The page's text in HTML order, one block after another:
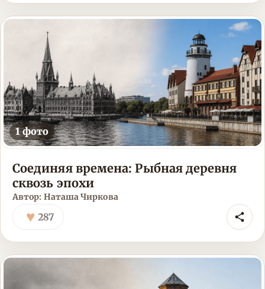
1 фото
Соединяя времена: Рыбная деревня
сквозь эпохи
Автор: Наташа Чиркова
♥ 287